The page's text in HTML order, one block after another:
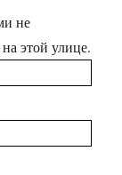
не
этой улице.